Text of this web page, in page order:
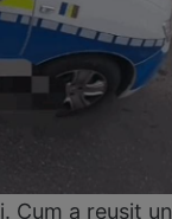
Cum a reușit un